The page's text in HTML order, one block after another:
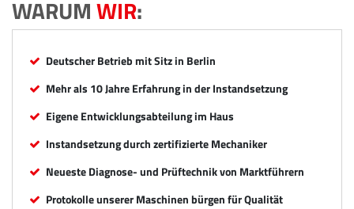
WARUMWIR:
Deutscher Betrieb mit Sitz in Berlin
Mehr als 10 Jahre Erfahrung in der Instandsetzung
Eigene Entwicklungsabteilung im Haus
Instandsetzung durch zertifizierte Mechaniker
Neueste Diagnose- und Prüftechnik von Marktführern
Protokolle unserer Maschinen bürgen für Qualität